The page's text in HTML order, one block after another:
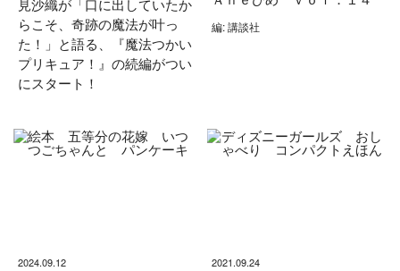
見沙織が「口に出していたか
らこそ、奇跡の魔法が叶っ
た！」と語る、『魔法つかい
プリキュア！』の続編がつい
にスタート！
編: 講談社
2024.09.12 2021.09.24